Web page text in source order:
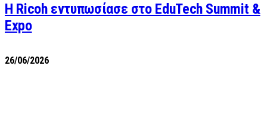
Η Ricoh εντυπωσίασε στο EduTech Summit &
Expo
26/06/2026